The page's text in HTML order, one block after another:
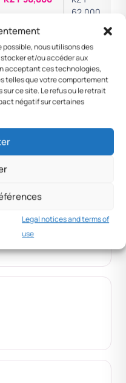
possible, nous utilisons des
et/ou accéder aux
acceptant ces technologies,
telles que votre comportement
ce site. Le refus ou le retrait
négatif sur certaines
Legal notices and terms of
use
62,000
KZT 40,000
50,000
KZT 100,000
KZT
130,000
115,000
KZT 120,000
KZT